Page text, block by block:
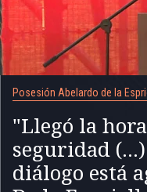
Posesión Abelardo de la
"Llegó la
seguridad
diálogo está